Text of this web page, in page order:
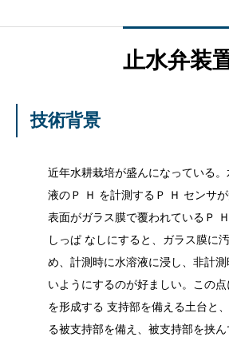
止水弁装
技術背景
近年水耕栽培が盛んになっている
液のＰ Ｈ を計測するＰ Ｈ センサ
表面がガラス膜で覆われているＰ
しっぱ なしにすると、ガラス膜に
め、計測時に水溶液に浸し、非計
いようにするのが好ましい。この
を形成する 支持部を備える土台と
る被支持部を備え、被支持部を挟